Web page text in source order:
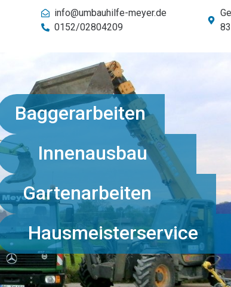
info@umbauhilfe-meyer.de
0152/02804209
Baggerarbeiten
Innenausbau
Gartenarbeiten
Hausmeisterservice